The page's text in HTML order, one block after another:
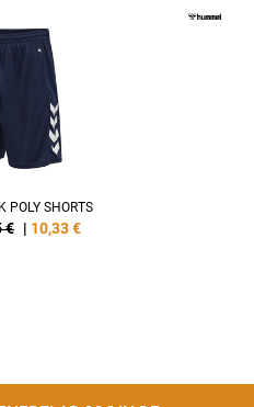
POLY SHORTS
€ | 10,33€